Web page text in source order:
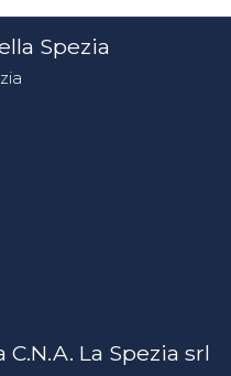
Spezia
La Spezia srl